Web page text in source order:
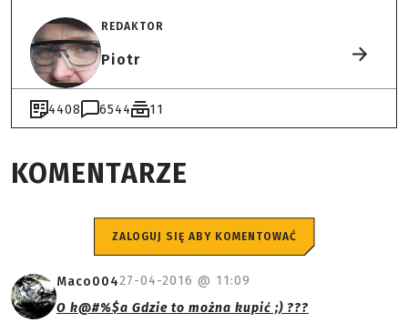
REDAKTOR
Piotr
4408 6544 11
KOMENTARZE
ZALOGUJ SIĘ ABY KOMENTOWAĆ
Maco00427-04-2016 @ 11:09
O k@#%$a Gdzie to można kupić ;) ???